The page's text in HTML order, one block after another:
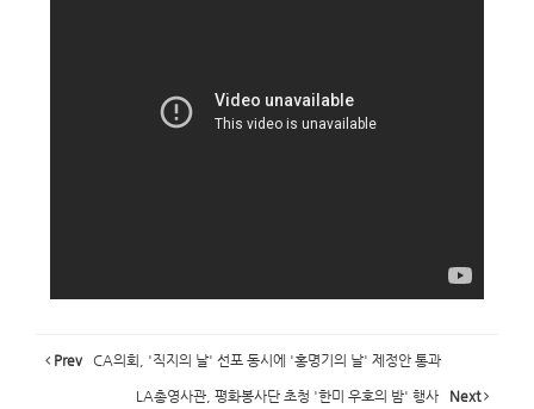
Prev CA의회, '직지의 날' 선포 동시에 '홍명기의 날' 제정안 통과
LA총영사관, 평화봉사단 초청 '한미 우호의 밤' 행사 Next